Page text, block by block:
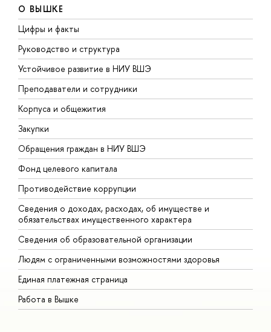
О ВЫШКЕ
Цифры и факты
Руководство и структура
Устойчивое развитие в НИУ ВШЭ
Преподаватели и сотрудники
Корпуса и общежития
Закупки
Обращения граждан в НИУ ВШЭ
Фонд целевого капитала
Противодействие коррупции
Сведения о доходах, расходах, об имуществе и
обязательствах имущественного характера
Сведения об образовательной организации
Людям с ограниченными возможностями здоровья
Единая платежная страница
Работа в Вышке